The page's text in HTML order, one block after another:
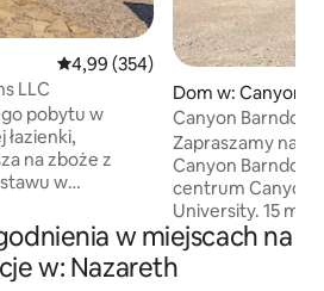
Średnia ocena: 4,99 na 5, liczba
4,99 (354)
LLC
pobytu w
łazienki,
na zboże z
w
king size
są również
sofy,
Dom w: Canyon
Canyon
Zapraszamy na
Canyon Barndominium.
centrum Canyon i
University. 15 mil
Canyon. Duży
Nasz dom z 2
antresolą jest
w miejscach na
w: Nazareth